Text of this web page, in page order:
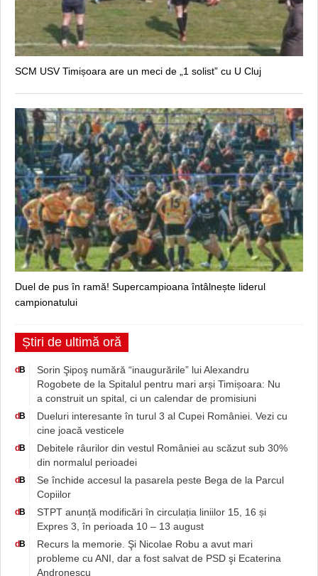
SCM USV Timișoara are un meci de „1 solist” cu U Cluj
Duel de pus în ramă! Supercampioana întâlnește liderul
campionatului
Știri de ultimă oră
dB
Sorin Şipoş numără “inaugurările” lui Alexandru
Rogobete de la Spitalul pentru mari arși Timișoara: Nu
a construit un spital, ci un calendar de promisiuni
dB
Dueluri interesante în turul 3 al Cupei României. Vezi cu
cine joacă vesticele
dB
Debitele râurilor din vestul României au scăzut sub 30%
din normalul perioadei
dB
Se închide accesul la pasarela peste Bega de la Parcul
Copiilor
dB
STPT anunță modificări în circulația liniilor 15, 16 și
Expres 3, în perioada 10 – 13 august
dB
Recurs la memorie. Şi Nicolae Robu a avut mari
probleme cu ANI, dar a fost salvat de PSD şi Ecaterina
Andronescu